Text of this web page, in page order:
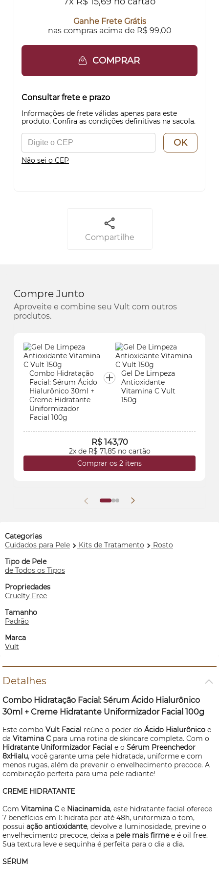
Ganhe Frete Grátis
nas compras acima de R$ 99,00
COMPRAR
Consultar frete e prazo
Informações de frete válidas apenas para este
produto. Confira as condições definitivas na sacola.
OK
Não sei o CEP
Compartilhe
Compre Junto
Aproveite e combine seu Vult com outros
produtos.
Combo Hidratação
Facial: Sérum Ácido
Hialurônico 30ml +
Creme Hidratante
Uniformizador
Facial 100g
Gel De Limpeza
Antioxidante
Vitamina C Vult
150g
R$ 143,70
2x de R$ 71,85 no cartão
Comprar os 2 itens
Categorias
Cuidados para Pele
Kits de Tratamento
Rosto
Tipo de Pele
de Todos os Tipos
Propriedades
Cruelty Free
Tamanho
Padrão
Marca
Vult
Detalhes
Combo Hidratação Facial: Sérum Ácido Hialurônico
30ml + Creme Hidratante Uniformizador Facial 100g
Este combo Vult Facial reúne o poder do Ácido Hialurônico e
da Vitamina C para uma rotina de skincare completa. Com o
Hidratante Uniformizador Facial e o Sérum Preenchedor
8xHialu, você garante uma pele hidratada, uniforme e com
menos rugas, além de prevenir o envelhecimento precoce. A
combinação perfeita para uma pele radiante!
CREME HIDRATANTE
Com Vitamina C e Niacinamida, este hidratante facial oferece
7 benefícios em 1: hidrata por até 48h, uniformiza o tom,
possui ação antioxidante, devolve a luminosidade, previne o
envelhecimento precoce, deixa a pele mais firmee é oil free.
Sua textura leve e sequinha é perfeita para o dia a dia.
SÉRUM